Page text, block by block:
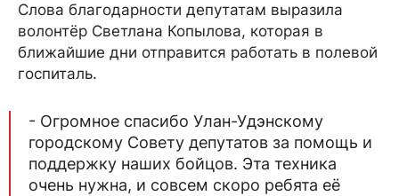
Слова благодарности депутатам выразила
волонтёр Светлана Копылова, которая в
ближайшие дни отправится работать в полевой
госпиталь.
- Огромное спасибо Улан-Удэнскому
городскому Совету депутатов за помощь и
поддержку наших бойцов. Эта техника
очень нужна, и совсем скоро ребята её